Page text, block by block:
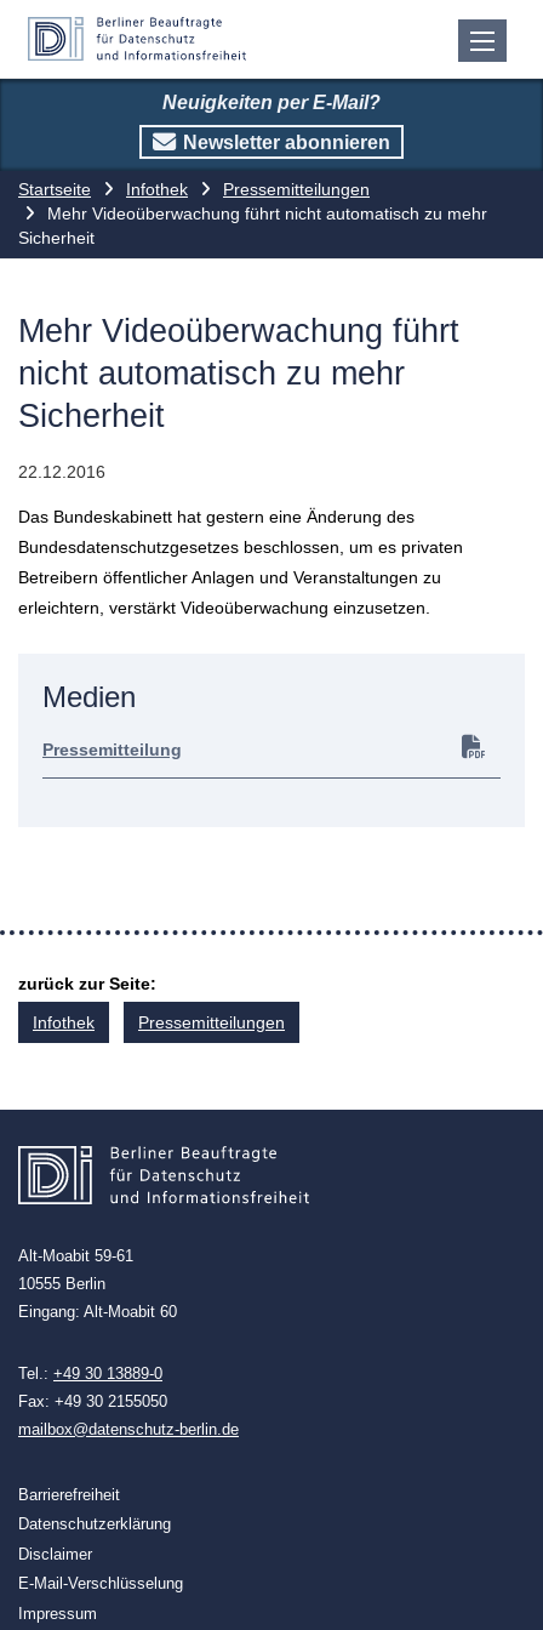
Neuigkeiten per E-Mail?
Newsletter abonnieren
Startseite Infothek
Pressemitteilungen
Mehr Videoüberwachung führt nicht automatisch zu mehr
Sicherheit
Mehr Videoüberwachung führt
nicht automatisch zu mehr
Sicherheit
22.12.2016
Das Bundeskabinett hat gestern eine Änderung des
Bundesdatenschutzgesetzes beschlossen, um es privaten
Betreibern öffentlicher Anlagen und Veranstaltungen zu
erleichtern, verstärkt Videoüberwachung einzusetzen.
Medien
Pressemitteilung
zurück zur Seite:
Infothek
Pressemitteilungen
Alt-Moabit 59-61
10555 Berlin
Eingang: Alt-Moabit 60
Tel.: +49 30 13889-0
Fax: +49 30 2155050
mailbox@datenschutz-berlin.de
Barrierefreiheit
Datenschutzerklärung
Disclaimer
E-Mail-Verschlüsselung
Impressum